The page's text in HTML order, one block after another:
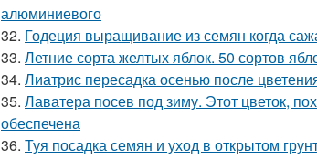
алюминиевого
32. Годеция выращивание из семян когда
33. Летние сорта желтых яблок. 50 сортов
34. Лиатрис пересадка осенью после
35. Лаватера посев под зиму. Этот цветок,
обеспечена
36. Туя посадка семян и уход в открытом